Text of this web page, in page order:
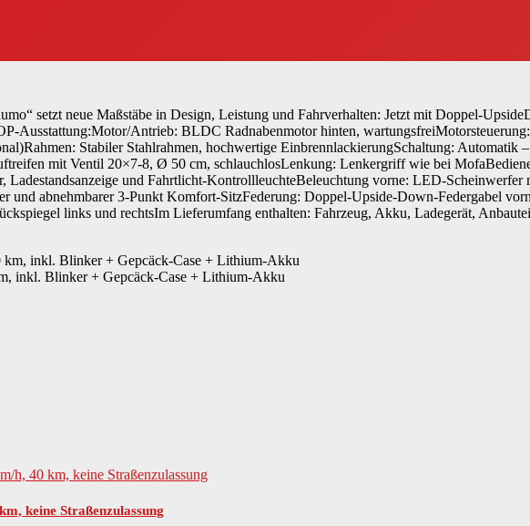
setzt neue Maßstäbe in Design, Leistung und Fahrverhalten: Jetzt mit Doppel-
Ausstattung:Motor/Antrieb: BLDC Radnabenmotor hinten,
Stabiler Stahlrahmen, hochwertige EinbrennlackierungSchaltung: Automatik
mit Ventil 20×7-8, Ø 50 cm, schlauchlosLenkung: Lenkergriff wie bei
und Fahrtlicht-KontrollleuchteBeleuchtung vorne: LED-
abnehmbarer 3-Punkt Komfort-SitzFederung: Doppel-Upside-Down-Federgabel
links und rechtsIm Lieferumfang enthalten: Fahrzeug, Akku, Ladegerät,
inkl. Blinker + Gepcäck-Case + Lithium-Akku
keine Straßenzulassung